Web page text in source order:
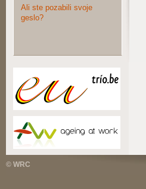
Ali ste pozabili svoje
geslo?
© WRC